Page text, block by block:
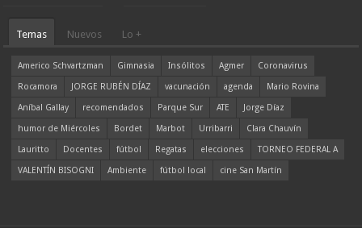
Temas Nuevos Lo +
Americo Schvartzman Gimnasia Insólitos Agmer
Coronavirus
Rocamora
JORGE RUBÉN DÍAZ vacunación agenda
Mario Rovina
Aníbal Gallay
recomendados Parque Sur ATE
Jorge Díaz
humor de Miércoles
Bordet Marbot Urribarri
Clara Chauvín
Lauritto
Docentes fútbol Regatas elecciones
TORNEO FEDERAL A
VALENTÍN BISOGNI
Ambiente fútbol local cine San Martín